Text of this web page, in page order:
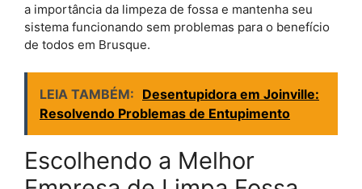
a importância da limpeza de fossa e mantenha seu
sistema funcionando sem problemas para o benefício
de todos em Brusque.
LEIA TAMBÉM: Desentupidora em Joinville:
Resolvendo Problemas de Entupimento
Escolhendo a Melhor